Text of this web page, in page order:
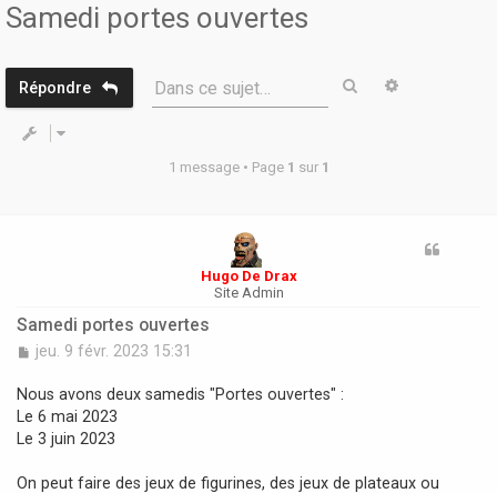
Samedi portes ouvertes
Répondre Dans ce sujet… Rechercher
1 message • Page 1 sur 1
Hugo De Drax
Site Admin
Samedi portes ouvertes
M
s
a
g
jeu. 9 févr. 2023 15:31
Nous avons deux samedis "Portes ouvertes" :
Le 6 mai 2023
Le 3 juin 2023
On peut faire des jeux de figurines, des jeux de plateaux ou